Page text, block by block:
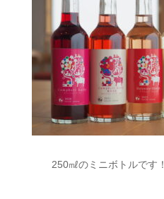
250㎖のミニボトルです！